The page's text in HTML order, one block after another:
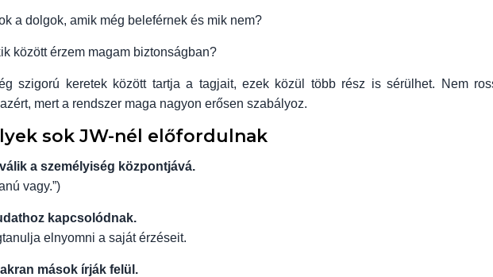
a dolgok, amik még beleférnek és mik nem?
között érzem magam biztonságban?
szigorú keretek között tartja a tagjait, ezek közül több rész is sérülhet. Nem
mert a rendszer maga nagyon erősen szabályoz.
sok JW-nél előfordulnak
a személyiség központjává.
vagy.”)
kapcsolódnak.
elnyomni a saját érzéseit.
mások írják felül.